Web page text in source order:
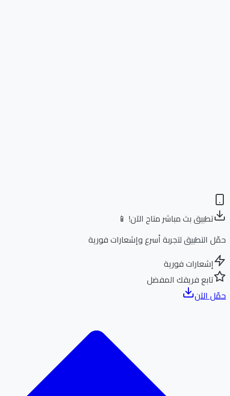
تطبيق بث مباشر متاح الآن! 📱
التطبيق لتجربة أسرع وإشعارات فورية
إشعارات فورية
تابع فريقك المفضل
الآن